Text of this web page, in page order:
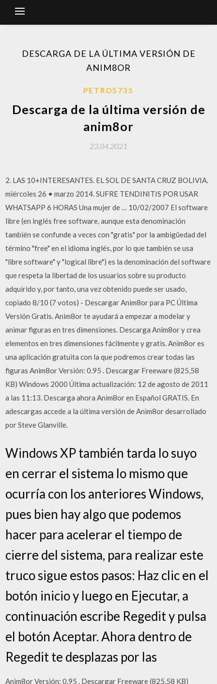
DESCARGA DE LA ÚLTIMA VERSIÓN DE
ANIM8OR
PETRO5735
Descarga de la última versión de
anim8or
23.04.2021
2. LAS 10+INTERESANTES. EL SOL DE SANTA CRUZ BOLIVIA.
miércoles 26 • marzo 2014. SUFRE TENDINITIS POR USAR
WHATSAPP 6 HORAS Una mujer de … 10/02/2007 El software
libre (en inglés free software, aunque esta denominación
también se confunde a veces con "gratis" por la ambigüedad del
término "free" en el idioma inglés, por lo que también se usa
"libre software" y "logical libre") es la denominación del software
que respeta la libertad de los usuarios sobre su producto
adquirido y, por tanto, una vez obtenido puede ser usado,
copiado 8/10 (7 votos) - Descargar Anim8or para PC Última
Versión Gratis. Anim8or te ayudará a empezar a modelar y
animar figuras en tres dimensiones. Descarga Anim8or y crea
elementos en tres dimensiones fácilmente y gratis. Anim8or es
una aplicación gratuita con la que podremos crear todas las
figuras Anim8or Versión: 0.95 . Descargar Freeware (825,58
KB) Windows 2000 Última actualización: 12 de agosto de 2011
a las 11:13. Descarga ahora Anim8or en Español GRATIS. En
adescargas accede a la última versión de Anim8or desarrollado
por Steve Glanville.
Windows XP también tarda lo suyo
en cerrar el sistema lo mismo que
ocurría con los anteriores Windows,
pues bien hay algo que podemos
hacer para acelerar el tiempo de
cierre del sistema, para realizar este
truco sigue estos pasos: Haz clic en el
botón inicio y luego en Ejecutar, a
continuación escribe Regedit y pulsa
el botón Aceptar. Ahora dentro de
Regedit te desplazas por las
Anim8or Versión: 0.95 . Descargar Freeware (825,58 KB)